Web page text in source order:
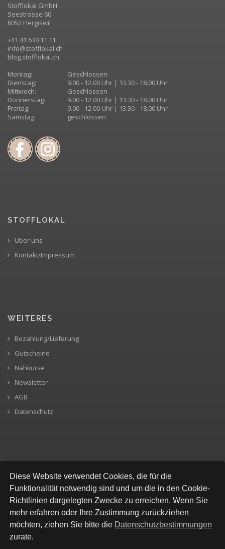
Diese Website verwendet Cookies, die für die
Funktionalität notwendig sind und um die in den Cookie-
Richtlinien dargelegten Zwecke zu erreichen. Wenn Sie
mehr erfahren oder Ihre Zustimmung zurückziehen
möchten, ziehen Sie bitte die Datenschutzbestimmungen
zurate.
Stofflokal GmbH
Seestrasse 60
6052 Hergiswil
+41 41 630 11 11
info@stofflokal.ch
blog.stofflokal.ch
Montag:
Geschlossen
Dienstag:
9.00 - 12.00 Uhr | 13.30 - 18.00 Uhr
Mittwoch:
Geschlossen
Donnerstag:
9.00 - 12.00 Uhr | 13.30 - 18.00 Uhr
Freitag:
9.00 - 12.00 Uhr | 13.30 - 18.00 Uhr
Samstag:
geschlossen
STOFFLOKAL
Über uns
Kontakt/Impressum
WEITERES
Bezahlung/Lieferung
Gutscheine
Nähkurse
Newsletter
AGB
Datenschutz
SICHERE BEZAHLUNG